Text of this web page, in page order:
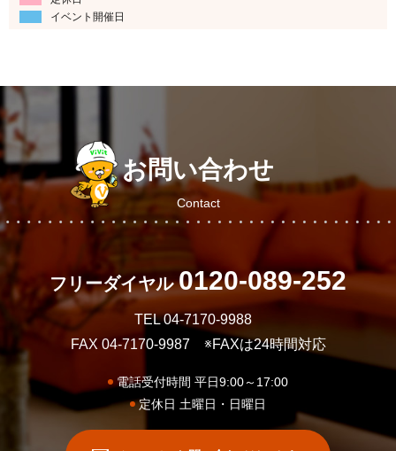
イベント開催日
お問い合わせ
Contact
フリーダイヤル0120-089-252
TEL 04-7170-9988
FAX 04-7170-9987
※FAXは24時間対応
電話受付時間 平日9:00～17:00
定休日 土曜日・日曜日